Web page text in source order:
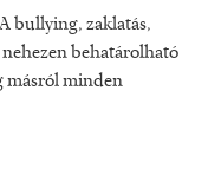
bullying, zaklatás,
nehezen behatárolható
másról minden